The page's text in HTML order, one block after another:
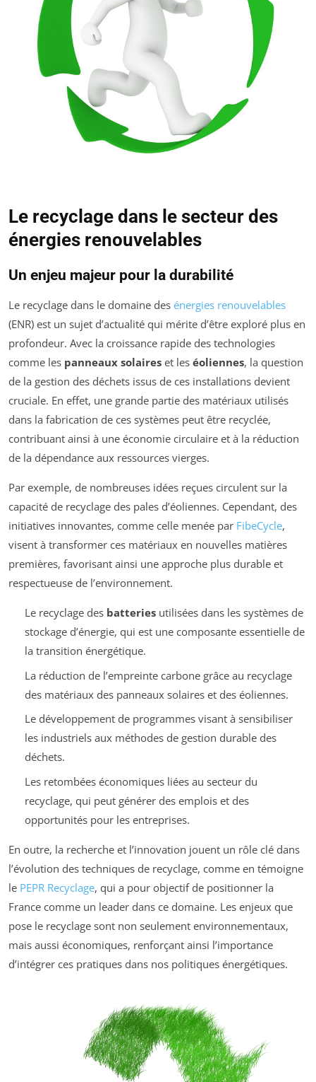
Le recyclage dans le secteur des
énergies renouvelables
Un enjeu majeur pour la durabilité
Le recyclage dans le domaine des énergies renouvelables
(ENR) est un sujet d’actualité qui mérite d’être exploré plus en
profondeur. Avec la croissance rapide des technologies
comme les panneaux solaires et les éoliennes, la question
de la gestion des déchets issus de ces installations devient
cruciale. En effet, une grande partie des matériaux utilisés
dans la fabrication de ces systèmes peut être recyclée,
contribuant ainsi à une économie circulaire et à la réduction
de la dépendance aux ressources vierges.
Par exemple, de nombreuses idées reçues circulent sur la
capacité de recyclage des pales d’éoliennes. Cependant, des
initiatives innovantes, comme celle menée par FibeCycle,
visent à transformer ces matériaux en nouvelles matières
premières, favorisant ainsi une approche plus durable et
respectueuse de l’environnement.
Le recyclage des batteriesutilisées dans les systèmes de
stockage d’énergie, qui est une composante essentielle de
la transition énergétique.
La réduction de l’empreinte carbone grâce au recyclage
des matériaux des panneaux solaires et des éoliennes.
Le développement de programmes visant à sensibiliser
les industriels aux méthodes de gestion durable des
déchets.
Les retombées économiques liées au secteur du
recyclage, qui peut générer des emplois et des
opportunités pour les entreprises.
En outre, la recherche et l’innovation jouent un rôle clé dans
l’évolution des techniques de recyclage, comme en témoigne
le PEPR Recyclage, qui a pour objectif de positionner la
France comme un leader dans ce domaine. Les enjeux que
pose le recyclage sont non seulement environnementaux,
mais aussi économiques, renforçant ainsi l’importance
d’intégrer ces pratiques dans nos politiques énergétiques.